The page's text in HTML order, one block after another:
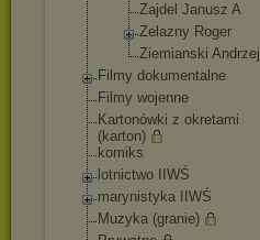
Zajdel Janusz A
Zelazny Roger
Ziemianski Andrzej
Filmy dokumentalne
Filmy wojenne
Kartonówki z okretami
(karton)
komiks
lotnictwo IIWŚ
marynistyka IIWŚ
Muzyka (granie)